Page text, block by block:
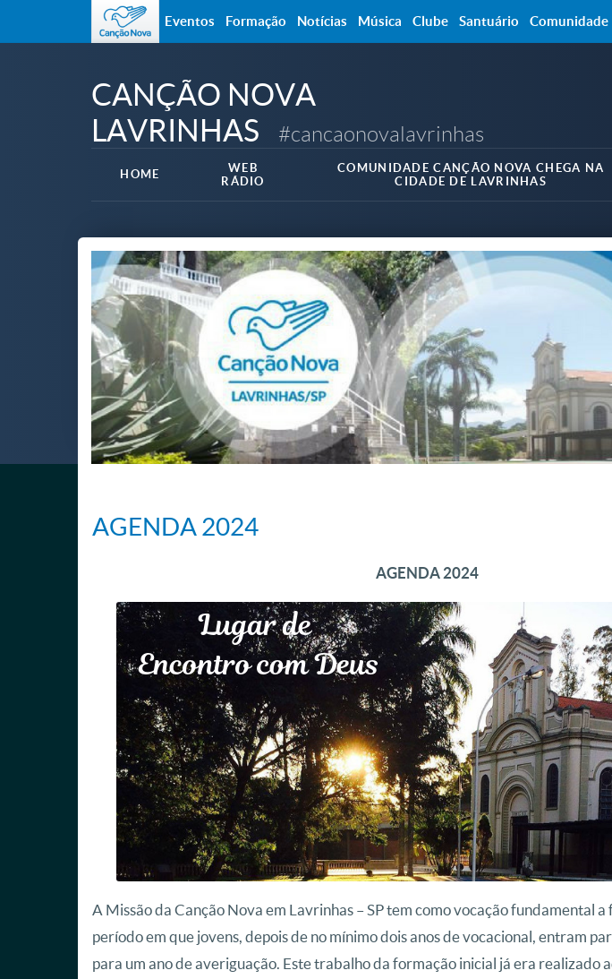
CANÇÃO NOVA
LAVRINHAS
#cancaonovalavrinhas
HOME
WEB
RÁDIO
COMUNIDADE CANÇÃO NOVA CHEGA NA
CIDADE DE LAVRINHAS
AGENDA 2024
AGENDA 2024
A Missão da Canção Nova em Lavrinhas – SP tem como vocação fundamental
período em que jovens, depois de no mínimo dois anos de vocacional, entram
para um ano de averiguação. Este trabalho da formação inicial já era realizado
Eventos Formação Notícias Música Clube Santuário Comunidade